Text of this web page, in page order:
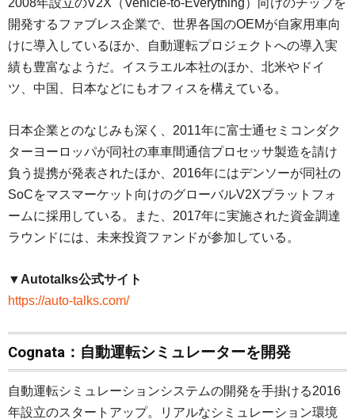
2008年設立のV2X（Vehicle-to-Everything）向けのチップを
開発するファブレス企業で、世界各国のOEMが自家用車向
けに導入しているほか、自動運転プロジェクトへの導入実
績も豊富なようだ。イスラエル本社のほか、北米やドイ
ツ、中国、日本などにもオフィスを構えている。
日本企業とのなじみも深く、2011年に富士通セミコンダク
ターヨーロッパが同社の車車間通信プロセッサ製造を請け
負う提携が発表されたほか、2016年にはデンソーが同社の
SoCをマスマーケット向けのグローバルV2Xプラットフォ
ームに採用している。また、2017年に実施された資金調達
ラウンドには、未来投資ファンドが参加している。
▼Autotalks公式サイト
https://auto-talks.com/
Cognata：自動運転シミュレーターを開発
自動運転シミュレーションシステムの開発を手掛ける2016
年設立のスタートアップ。リアルなシミュレーション環境